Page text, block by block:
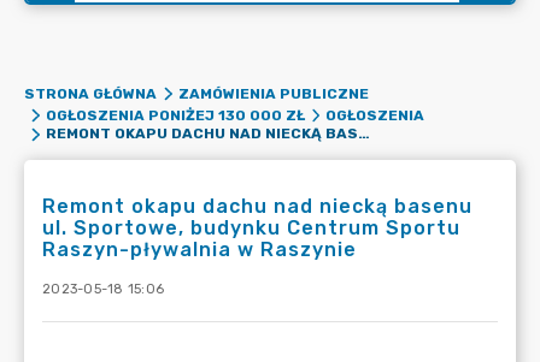
STRONA GŁÓWNA
ZAMÓWIENIA PUBLICZNE
OGŁOSZENIA PONIŻEJ 130 000 ZŁ
OGŁOSZENIA
REMONT OKAPU DACHU NAD NIECKĄ BASENU UL. SPORTOWE, BUDYNKU CENTRUM SPORTU RASZYN-PŁYWALNIA W RASZYNIE
Remont okapu dachu nad niecką basenu
ul. Sportowe, budynku Centrum Sportu
Raszyn-pływalnia w Raszynie
2023-05-18 15:06